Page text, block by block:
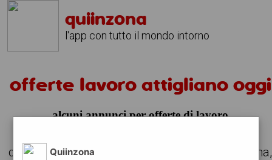
quiinzona
l'app con tutto il mondo intorno
offerte lavoro attigliano oggi
alcuni annunci per offerte di lavoro
consulta le offerte di lavoro attive nella zona,
Quiinzona